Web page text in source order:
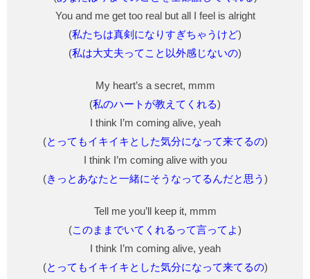
You and me get too real but all I feel is alright
(私たちは真剣になりすぎちゃうけど)
(私は大丈夫ってこと以外感じないの)
My heart’s a secret, mmm
(私のハートが教えてくれる)
I think I’m coming alive, yeah
(とってもイキイキとした気分になって来てるの)
I think I’m coming alive with you
(きっとあなたと一緒にそうなってるんだと思う )
Tell me you’ll keep it, mmm
(このままでいてくれるって言ってよ)
I think I’m coming alive, yeah
(とってもイキイキとした気分になって来てるの)